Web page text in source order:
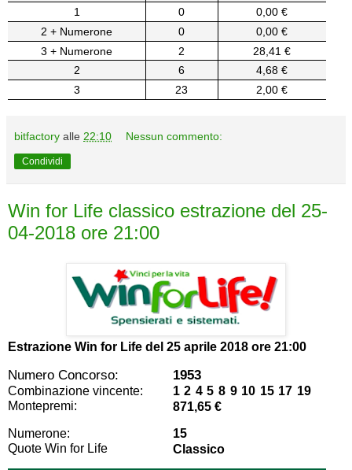
1
0
0,00 €
2 + Numerone
0
0,00 €
3 + Numerone
2
28,41 €
2
6
4,68 €
3
23 2,00 €
bitfactory alle 22:10 Nessun commento:
Condividi
Win for Life classico estrazione del 25-
04-2018 ore 21:00
Estrazione Win for Life del 25 aprile 2018 ore 21:00
Numero Concorso: 1953
Combinazione vincente:
1 2 4 5 8 9 10 15 17 19
Montepremi:
871,65 €
Numerone:
15
Quote Win for Life
Classico